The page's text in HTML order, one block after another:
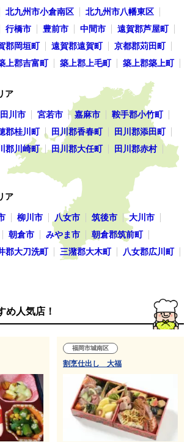
北九州市小倉南区
北九州市八幡東区
行橋市 豊前市 中間市
遠賀郡芦屋町
郡岡垣町 遠賀郡遠賀町
京都郡苅田町
上郡吉富町 築上郡上毛町 築上郡築上町
ア
田川市 宮若市 嘉麻市
鞍手郡小竹町
郡桂川町 田川郡香春町
田川郡添田町
郡川崎町 田川郡大任町
田川郡赤村
ア
柳川市 八女市 筑後市
大川市
朝倉市 みやま市
朝倉郡筑前町
郡大刀洗町 三潴郡大木町 八女郡広川町
め人気店！
福岡市城南区
割烹仕出し 大福